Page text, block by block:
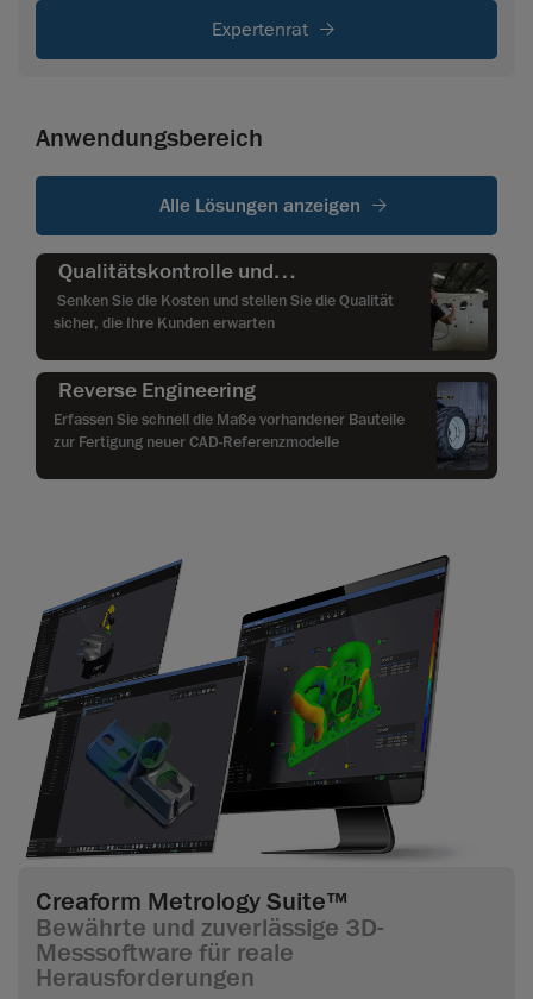
Expertenrat
Anwendungsbereich
Alle Lösungen anzeigen
Qualitätskontrolle und
Qualitätssicherung
Senken Sie die Kosten und stellen Sie die Qualität
sicher, die Ihre Kunden erwarten
Reverse Engineering
Erfassen Sie schnell die Maße vorhandener Bauteile
zur Fertigung neuer CAD-Referenzmodelle
Creaform Metrology Suite™
Bewährte und zuverlässige 3D-
Messsoftware für reale
Herausforderungen